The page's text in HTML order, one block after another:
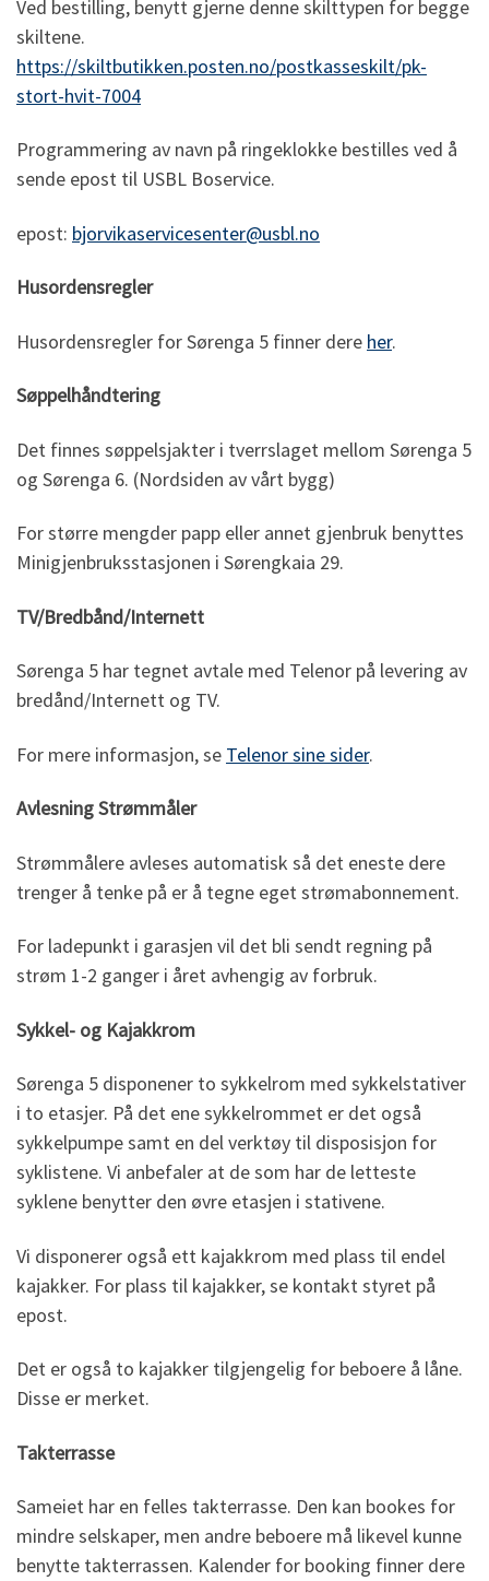
Ved bestilling, benytt gjerne denne skilttypen for begge
skiltene.
https://skiltbutikken.posten.no/postkasseskilt/pk-
stort-hvit-7004
Programmering av navn på ringeklokke bestilles ved å
sende epost til USBL Boservice.
epost: bjorvikaservicesenter@usbl.no
Husordensregler
Husordensregler for Sørenga 5 finner dere her.
Søppelhåndtering
Det finnes søppelsjakter i tverrslaget mellom Sørenga 5
og Sørenga 6. (Nordsiden av vårt bygg)
For større mengder papp eller annet gjenbruk benyttes
Minigjenbruksstasjonen i Sørengkaia 29.
TV/Bredbånd/Internett
Sørenga 5 har tegnet avtale med Telenor på levering av
bredånd/Internett og TV.
For mere informasjon, se Telenor sine sider.
Avlesning Strømmåler
Strømmålere avleses automatisk så det eneste dere
trenger å tenke på er å tegne eget strømabonnement.
For ladepunkt i garasjen vil det bli sendt regning på
strøm 1-2 ganger i året avhengig av forbruk.
Sykkel- og Kajakkrom
Sørenga 5 disponener to sykkelrom med sykkelstativer
i to etasjer. På det ene sykkelrommet er det også
sykkelpumpe samt en del verktøy til disposisjon for
syklistene. Vi anbefaler at de som har de letteste
syklene benytter den øvre etasjen i stativene.
Vi disponerer også ett kajakkrom med plass til endel
kajakker. For plass til kajakker, se kontakt styret på
epost.
Det er også to kajakker tilgjengelig for beboere å låne.
Disse er merket.
Takterrasse
Sameiet har en felles takterrasse. Den kan bookes for
mindre selskaper, men andre beboere må likevel kunne
benytte takterrassen. Kalender for booking finner dere